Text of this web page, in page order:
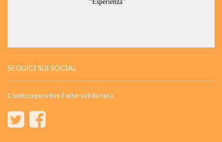
SEGUICI SUI SOCIAL
Confcooperative Federsolidarietà